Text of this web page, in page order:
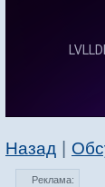
Назад
Реклама: